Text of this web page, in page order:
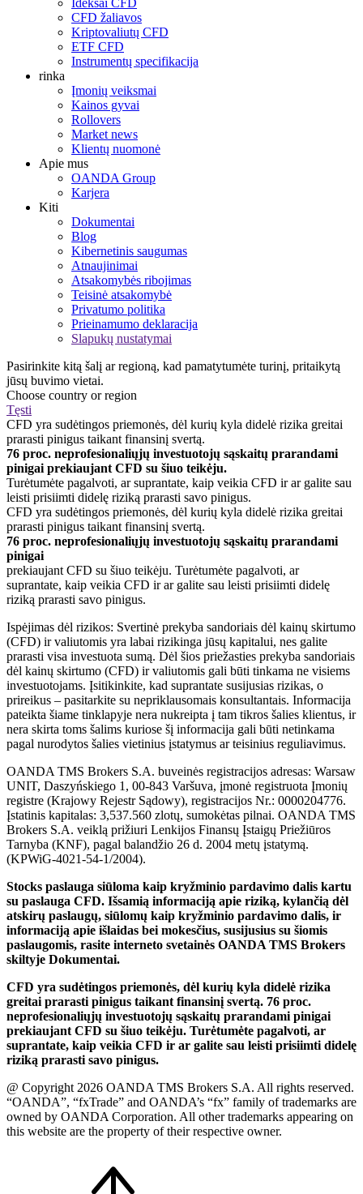
CFD žaliavos
Kriptovaliutų CFD
ETF CFD
Instrumentų specifikacija
rinka
Įmonių veiksmai
Kainos gyvai
Rollovers
Market news
Klientų nuomonė
Apie mus
OANDA Group
Karjera
Kiti
Dokumentai
Blog
Kibernetinis saugumas
Atnaujinimai
Atsakomybės ribojimas
Teisinė atsakomybė
Privatumo politika
Prieinamumo deklaracija
Slapukų nustatymai
Pasirinkite kitą šalį ar regioną, kad pamatytumėte turinį, pritaikytą
jūsų buvimo vietai.
Choose country or region
Tęsti
CFD yra sudėtingos priemonės, dėl kurių kyla didelė rizika greitai
prarasti pinigus taikant finansinį svertą.
76 proc. neprofesionaliųjų investuotojų sąskaitų prarandami
pinigai prekiaujant CFD su šiuo teikėju.
Turėtumėte pagalvoti, ar suprantate, kaip veikia CFD ir ar galite sau
leisti prisiimti didelę riziką prarasti savo pinigus.
CFD yra sudėtingos priemonės, dėl kurių kyla didelė rizika greitai
prarasti pinigus taikant finansinį svertą.
76 proc. neprofesionaliųjų investuotojų sąskaitų prarandami
pinigai
prekiaujant CFD su šiuo teikėju. Turėtumėte pagalvoti, ar
suprantate, kaip veikia CFD ir ar galite sau leisti prisiimti didelę
riziką prarasti savo pinigus.
Ispėjimas dėl rizikos: Svertinė prekyba sandoriais dėl kainų skirtumo
(CFD) ir valiutomis yra labai rizikinga jūsų kapitalui, nes galite
prarasti visa investuota sumą. Dėl šios priežasties prekyba sandoriais
dėl kainų skirtumo (CFD) ir valiutomis gali būti tinkama ne visiems
investuotojams. Įsitikinkite, kad suprantate susijusias rizikas, o
prireikus – pasitarkite su nepriklausomais konsultantais. Informacija
pateikta šiame tinklapyje nera nukreipta į tam tikros šalies klientus, ir
nera skirta toms šalims kuriose šį informacija gali būti netinkama
pagal nurodytos šalies vietinius įstatymus ar teisinius reguliavimus.
OANDA TMS Brokers S.A. buveinės registracijos adresas: Warsaw
UNIT, Daszyńskiego 1, 00-843 Varšuva, įmonė registruota Įmonių
registre (Krajowy Rejestr Sądowy), registracijos Nr.: 0000204776.
Įstatinis kapitalas: 3,537.560 zlotų, sumokėtas pilnai. OANDA TMS
Brokers S.A. veiklą prižiuri Lenkijos Finansų Įstaigų Priežiūros
Tarnyba (KNF), pagal balandžio 26 d. 2004 metų įstatymą.
(KPWiG-4021-54-1/2004).
Stocks paslauga siūloma kaip kryžminio pardavimo dalis kartu
su paslauga CFD. Išsamią informaciją apie riziką, kylančią dėl
atskirų paslaugų, siūlomų kaip kryžminio pardavimo dalis, ir
informaciją apie išlaidas bei mokesčius, susijusius su šiomis
paslaugomis, rasite interneto svetainės OANDA TMS Brokers
skiltyje Dokumentai.
CFD yra sudėtingos priemonės, dėl kurių kyla didelė rizika
greitai prarasti pinigus taikant finansinį svertą. 76 proc.
neprofesionaliųjų investuotojų sąskaitų prarandami pinigai
prekiaujant CFD su šiuo teikėju. Turėtumėte pagalvoti, ar
suprantate, kaip veikia CFD ir ar galite sau leisti prisiimti didelę
riziką prarasti savo pinigus.
@ Copyright 2026 OANDA TMS Brokers S.A. All rights reserved.
“OANDA”, “fxTrade” and OANDA’s “fx” family of trademarks are
owned by OANDA Corporation. All other trademarks appearing on
this website are the property of their respective owner.